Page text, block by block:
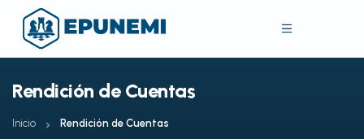
Rendición de Cuentas
Inicio Rendición de Cuentas